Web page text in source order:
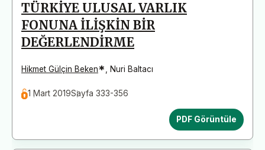
TÜRKİYE ULUSAL VARLIK
FONUNA İLİŞKİN BİR
DEĞERLENDİRME
Hikmet Gülçin Beken*, Nuri Baltacı
1 Mart 2019Sayfa 333-356
PDF Görüntüle